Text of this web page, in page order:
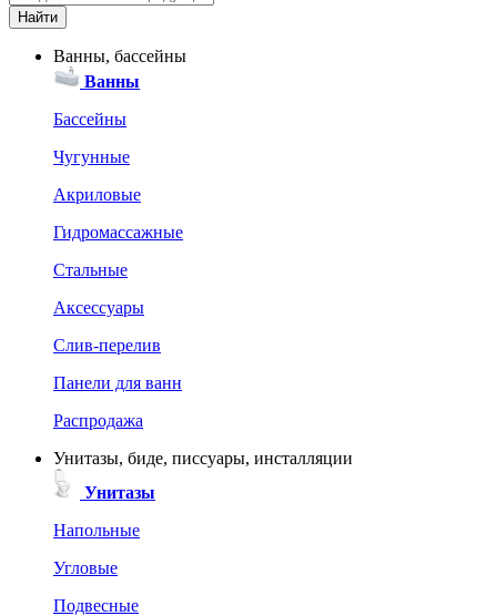
Ванны, бассейны
Ванны
Бассейны
Чугунные
Акриловые
Гидромассажные
Стальные
Аксессуары
Слив-перелив
Панели для ванн
Распродажа
Унитазы, биде, писсуары, инсталляции
Унитазы
Напольные
Угловые
Подвесные